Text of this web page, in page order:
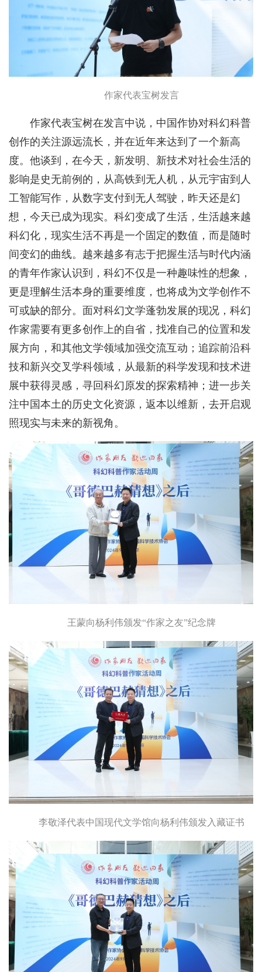
作家代表宝树发言
作家代表宝树在发言中说，中国作协对科幻科普
创作的关注源远流长，并在近年来达到了一个新高
度。他谈到，在今天，新发明、新技术对社会生活的
影响是史无前例的，从高铁到无人机，从元宇宙到人
工智能写作，从数字支付到无人驾驶，昨天还是幻
想，今天已成为现实。科幻变成了生活，生活越来越
科幻化，现实生活不再是一个固定的数值，而是随时
间变幻的曲线。越来越多有志于把握生活与时代内涵
的青年作家认识到，科幻不仅是一种趣味性的想象，
更是理解生活本身的重要维度，也将成为文学创作不
可或缺的部分。面对科幻文学蓬勃发展的现况，科幻
作家需要有更多创作上的自省，找准自己的位置和发
展方向，和其他文学领域加强交流互动；追踪前沿科
技和新兴交叉学科领域，从最新的科学发现和技术进
展中获得灵感，寻回科幻原发的探索精神；进一步关
注中国本土的历史文化资源，返本以维新，去开启观
照现实与未来的新视角。
王蒙向杨利伟颁发“作家之友”纪念牌
李敬泽代表中国现代文学馆向杨利伟颁发入藏证书